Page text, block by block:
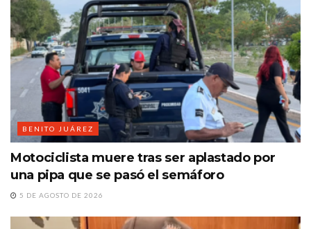
BENITO JUÁREZ
Motociclista muere tras ser aplastado por
una pipa que se pasó el semáforo
5 DE AGOSTO DE 2026